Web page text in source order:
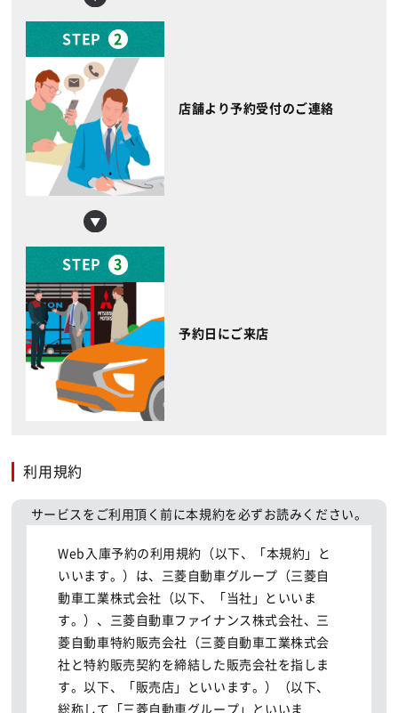
STEP 2
店舗より予約受付のご連絡
STEP 3
予約日にご来店
利用規約
サービスをご利用頂く前に本規約を必ずお読みください。
Web入庫予約の利用規約（以下、「本規約」と
いいます。）は、三菱自動車グループ（三菱自
動車工業株式会社（以下、「当社」といいま
す。）、三菱自動車ファイナンス株式会社、三
菱自動車特約販売会社（三菱自動車工業株式会
社と特約販売契約を締結した販売会社を指しま
す。以下、「販売店」といいます。）（以下、
総称して「三菱自動車グループ」といいま